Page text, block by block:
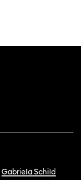
Gabriela Schild